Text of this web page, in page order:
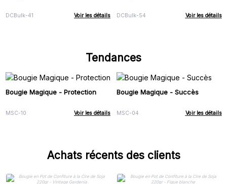
DCBulk-41 Voir les détails DCBulk-54 Voir les détails
Tendances
Bougie Magique - Protection
MSC-10 Voir les détails
Bougie Magique - Succès
MSC-04 Voir les détails
Achats récents des clients